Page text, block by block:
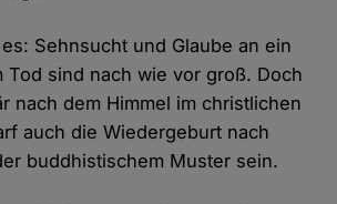
Sehnsucht und Glaube an ein
Tod sind nach wie vor groß. Doch
nach dem Himmel im christlichen
auch die Wiedergeburt nach
buddhistischem Muster sein.